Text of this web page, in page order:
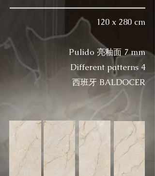
120 x 280 cm
Pulido 亮釉面 7 mm​
Different patterns 4
西班牙 BALDOCER